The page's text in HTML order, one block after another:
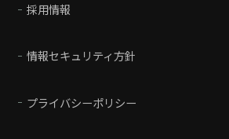
採用情報
情報セキュリティ方針
プライバシーポリシー